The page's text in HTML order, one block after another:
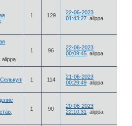
1 129
22-06-2023
01:43:27 alippa
alippa
1 96
22-06-2023
00:09:45 alippa
1 114
21-06-2023
00:29:49 alippa
1 90
20-06-2023
22:10:31
alippa